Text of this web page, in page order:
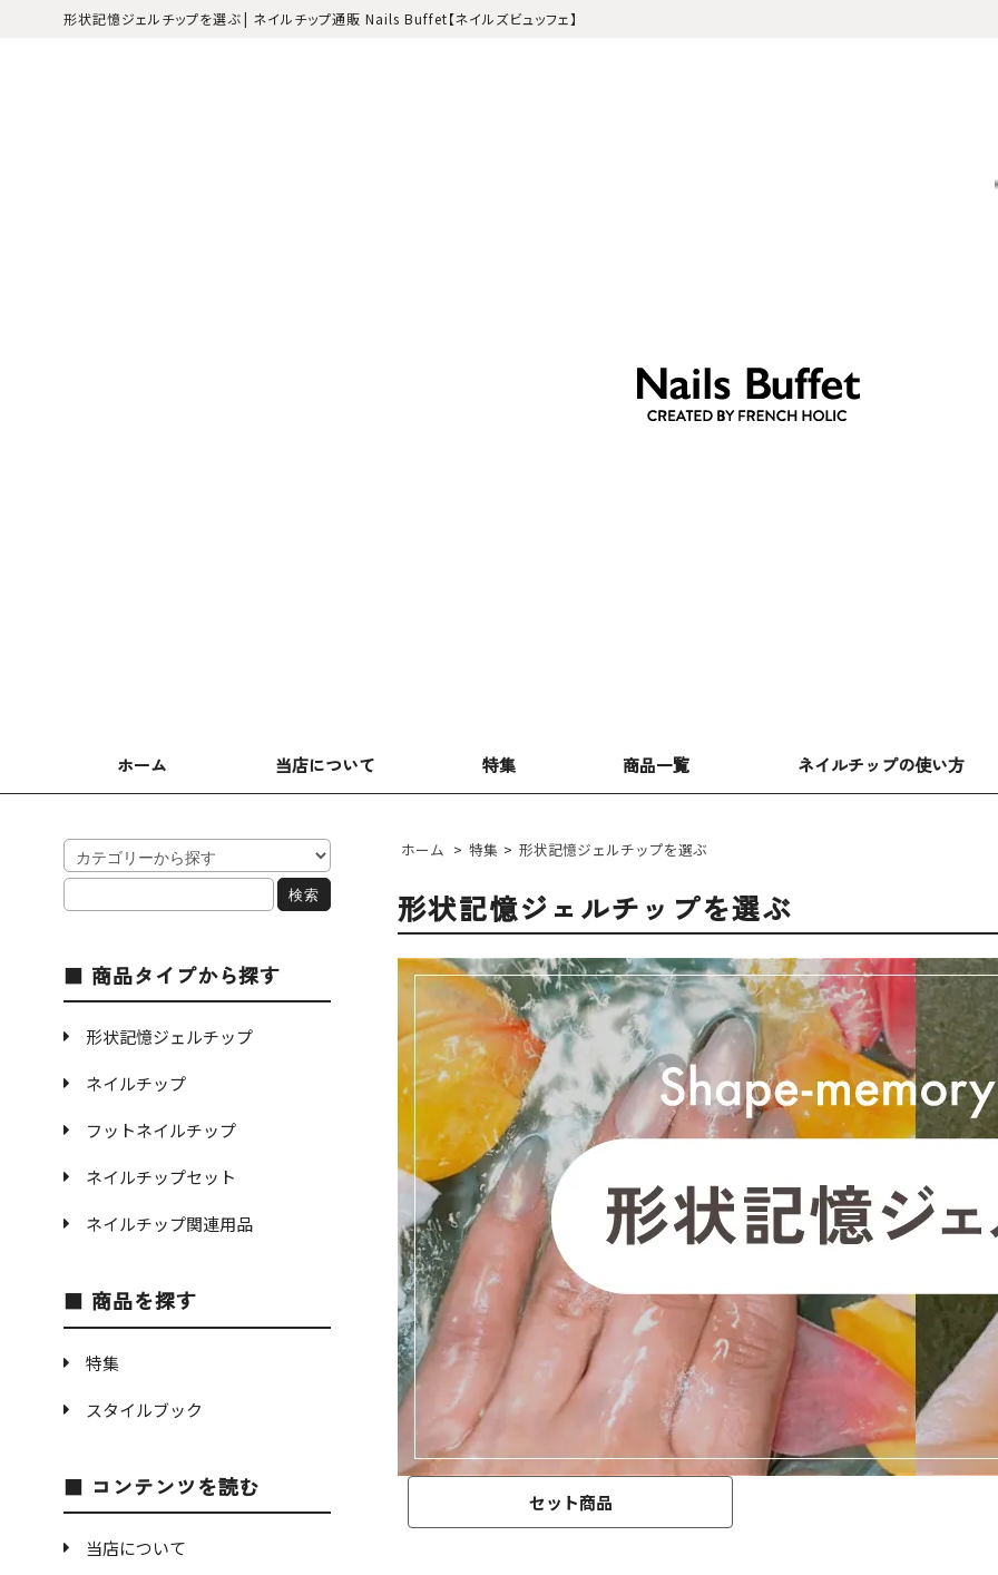
形状記憶ジェルチップを選ぶ | ネイルチップ通販 Nails Buffet【ネイルズビュッフェ】
ホーム 当店について 特集 商品一覧 ネイルチップの使い方
ホーム > 特集 > 形状記憶ジェルチップを選ぶ
形状記憶ジェルチップを選ぶ
セット商品
商品タイプから探す
形状記憶ジェルチップ
ネイルチップ
フットネイルチップ
ネイルチップセット
ネイルチップ関連用品
商品を探す
特集
スタイルブック
コンテンツを読む
当店について